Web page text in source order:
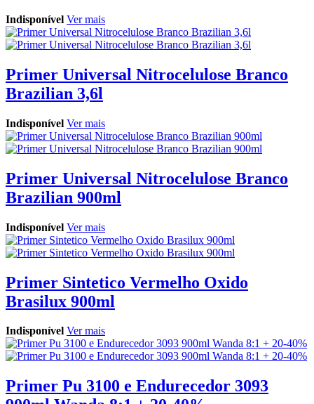
Indisponível Ver mais
Primer Universal Nitrocelulose Branco
Brazilian 3,6l
Indisponível Ver mais
Primer Universal Nitrocelulose Branco
Brazilian 900ml
Indisponível Ver mais
Primer Sintetico Vermelho Oxido
Brasilux 900ml
Indisponível Ver mais
Primer Pu 3100 e Endurecedor 3093